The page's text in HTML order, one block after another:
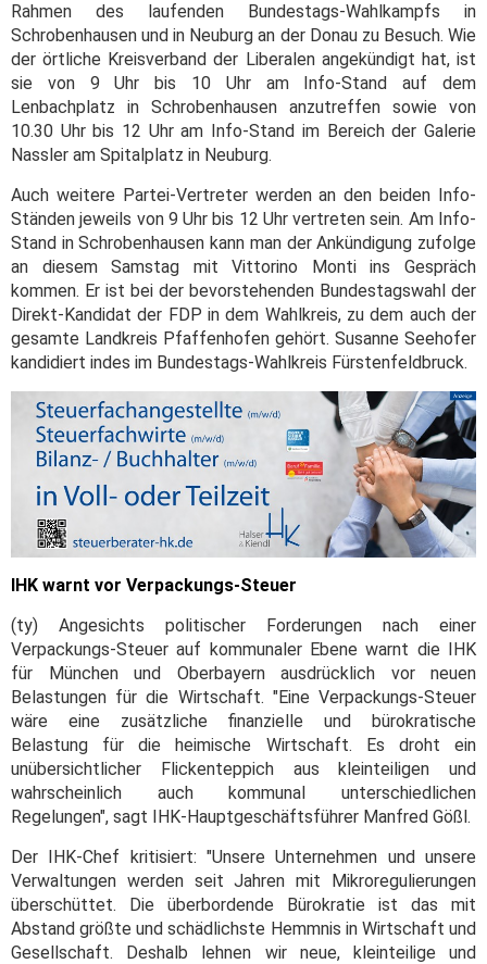
Rahmen des laufenden Bundestags-Wahlkampfs in
Schrobenhausen und in Neuburg an der Donau zu Besuch. Wie
der örtliche Kreisverband der Liberalen angekündigt hat, ist
sie von 9 Uhr bis 10 Uhr am Info-Stand auf dem
Lenbachplatz in Schrobenhausen anzutreffen sowie von
10.30 Uhr bis 12 Uhr am Info-Stand im Bereich der Galerie
Nassler am Spitalplatz in Neuburg.
Auch weitere Partei-Vertreter werden an den beiden Info-
Ständen jeweils von 9 Uhr bis 12 Uhr vertreten sein. Am Info-
Stand in Schrobenhausen kann man der Ankündigung zufolge
an diesem Samstag mit Vittorino Monti ins Gespräch
kommen. Er ist bei der bevorstehenden Bundestagswahl der
Direkt-Kandidat der FDP in dem Wahlkreis, zu dem auch der
gesamte Landkreis Pfaffenhofen gehört. Susanne Seehofer
kandidiert indes im Bundestags-Wahlkreis Fürstenfeldbruck.
IHK warnt vor Verpackungs-Steuer
(ty) Angesichts politischer Forderungen nach einer
Verpackungs-Steuer auf kommunaler Ebene warnt die IHK
für München und Oberbayern ausdrücklich vor neuen
Belastungen für die Wirtschaft. "Eine Verpackungs-Steuer
wäre eine zusätzliche finanzielle und bürokratische
Belastung für die heimische Wirtschaft. Es droht ein
unübersichtlicher Flickenteppich aus kleinteiligen und
wahrscheinlich auch kommunal unterschiedlichen
Regelungen", sagt IHK-Hauptgeschäftsführer Manfred Gößl.
Der IHK-Chef kritisiert: "Unsere Unternehmen und unsere
Verwaltungen werden seit Jahren mit Mikroregulierungen
überschüttet. Die überbordende Bürokratie ist das mit
Abstand größte und schädlichste Hemmnis in Wirtschaft und
Gesellschaft. Deshalb lehnen wir neue, kleinteilige und